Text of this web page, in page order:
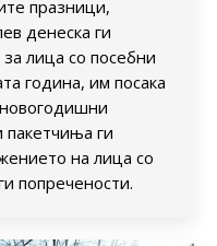
празници,
денеска ги
лица со посебни
година, им посака
ги
на лица со
попречености.